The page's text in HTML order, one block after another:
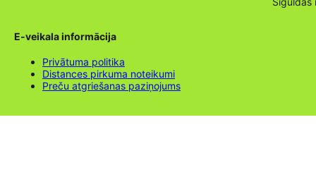
E-veikala informācija
Privātuma politika
Distances pirkuma noteikumi
Preču atgriešanas paziņojums